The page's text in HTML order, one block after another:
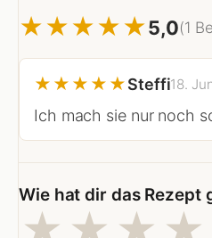
★★★★★5,0(1
★ ★ ★ ★ ★Steffi18.
Ich mach sie nur noch
Wie hat dir das Rezept